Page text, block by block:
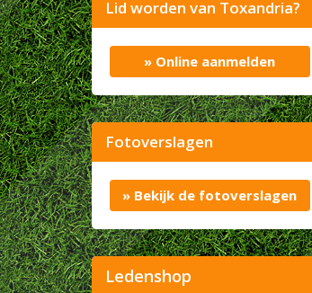
Lid worden van Toxandria?
» Online aanmelden
Fotoverslagen
» Bekijk de fotoverslagen
Ledenshop